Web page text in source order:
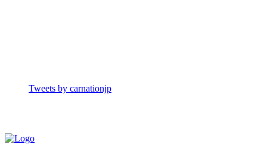
Tweets by carnationjp